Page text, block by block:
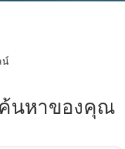
น์
นหาของคุณ